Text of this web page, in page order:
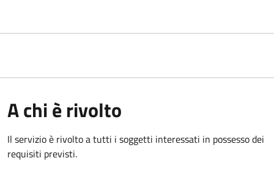
A chi è rivolto
Il servizio è rivolto a tutti i soggetti interessati in possesso dei
requisiti previsti.